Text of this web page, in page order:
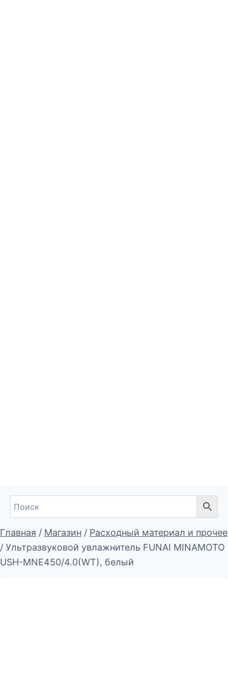
Главная / Магазин / Расходный материал и прочее
/ Ультразвуковой увлажнитель FUNAI MINAMOTO
USH-MNE450/4.0(WT), белый